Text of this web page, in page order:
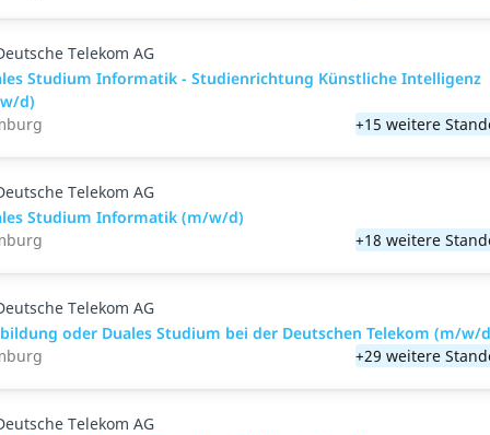
Telekom AG
Studium Informatik - Studienrichtung Künstliche Intelligenz
d)
+15 weitere
Telekom AG
Studium Informatik (m/w/d)
+18 weitere
Telekom AG
oder Duales Studium bei der Deutschen Telekom (m/w/
+29 weitere
Telekom AG